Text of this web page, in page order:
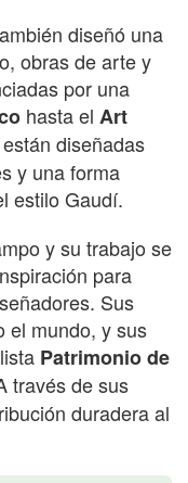
diseñó una
obras de arte y
por una
hasta el Art
diseñadas
y una forma
estilo Gaudí.
y su trabajo se
para
Sus
el mundo, y sus
Patrimonio de
través de sus
duradera al